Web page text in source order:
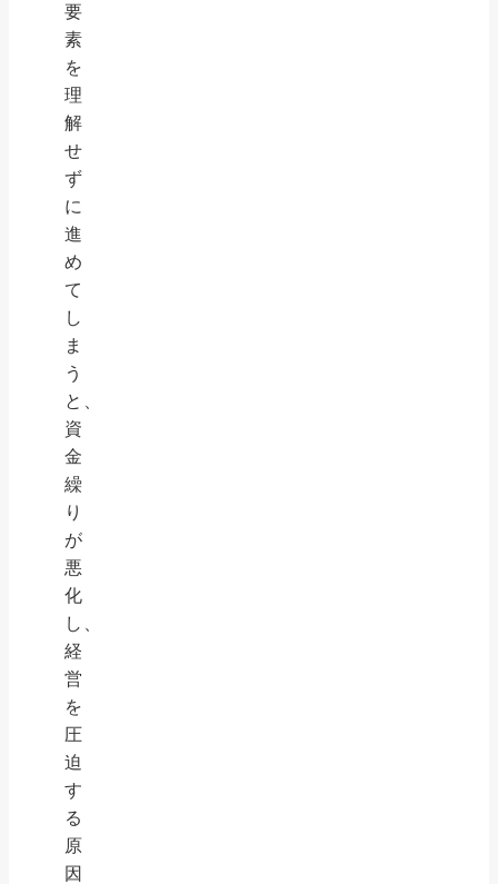
要
素
を
理
解
せ
ず
に
進
め
て
し
ま
う
と、
資
金
繰
り
が
悪
化
し、
経
営
を
圧
迫
す
る
原
因